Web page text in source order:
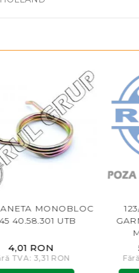
MONOBLOC
40.58.301 UTB
4,01 RON
TVA: 3,31 RON